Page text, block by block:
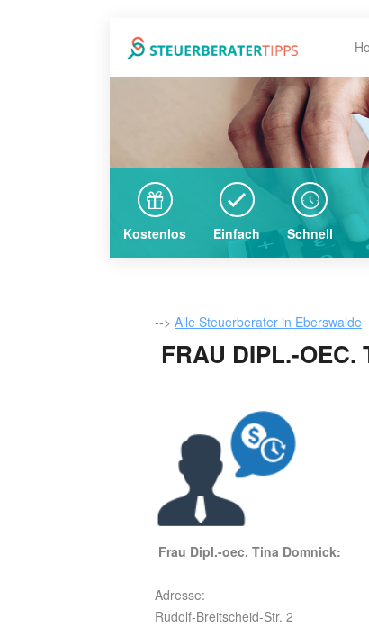
Kostenlos Einfach Schnell
--> Alle Steuerberater in Eberswalde
FRAU DIPL.-OEC.
Frau Dipl.-oec. Tina Domnick:
Adresse:
Rudolf-Breitscheid-Str. 2